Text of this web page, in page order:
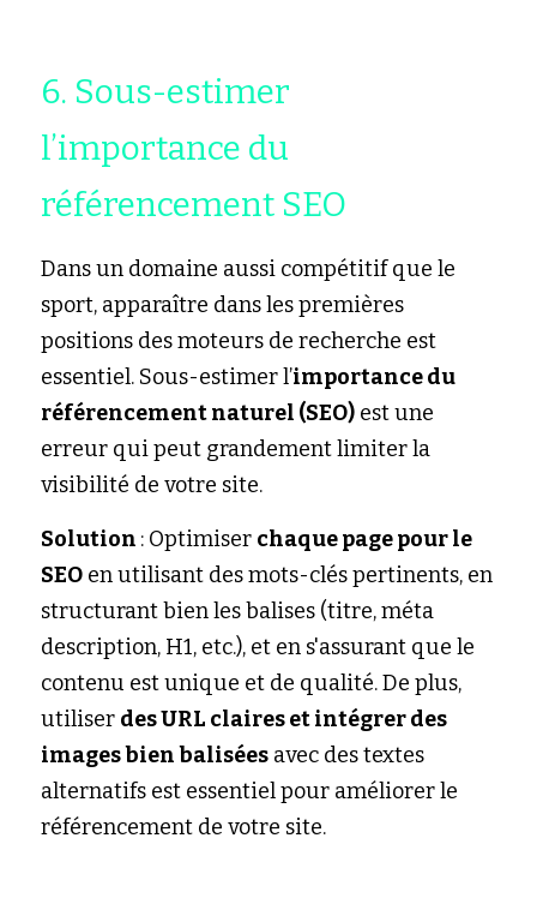
6. Sous-estimer
l’importance du
référencement SEO
Dans un domaine aussi compétitif que le
sport, apparaître dans les premières
positions des moteurs de recherche est
essentiel. Sous-estimer l’importance du
référencement naturel (SEO) est une
erreur qui peut grandement limiter la
visibilité de votre site.
Solution : Optimiser chaque page pour le
SEO en utilisant des mots-clés pertinents, en
structurant bien les balises (titre, méta
description, H1, etc.), et en s'assurant que le
contenu est unique et de qualité. De plus,
utiliser des URL claires et intégrer des
images bien balisées avec des textes
alternatifs est essentiel pour améliorer le
référencement de votre site.